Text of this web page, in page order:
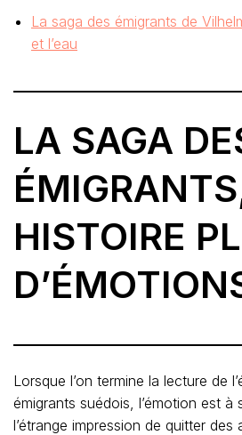
La saga des émigrants de
et l’eau
LA SAGA
HISTOIRE
Lorsque l’on termine la lecture de
émigrants suédois, l’émotion est à
l’étrange impression de quitter des